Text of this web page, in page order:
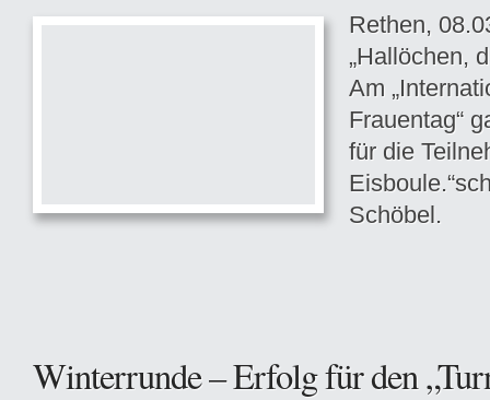
Rethen,
„Hallöchen,
Am
Frauentag“
für die
Schöbel.
Winterrunde – Erfolg für den